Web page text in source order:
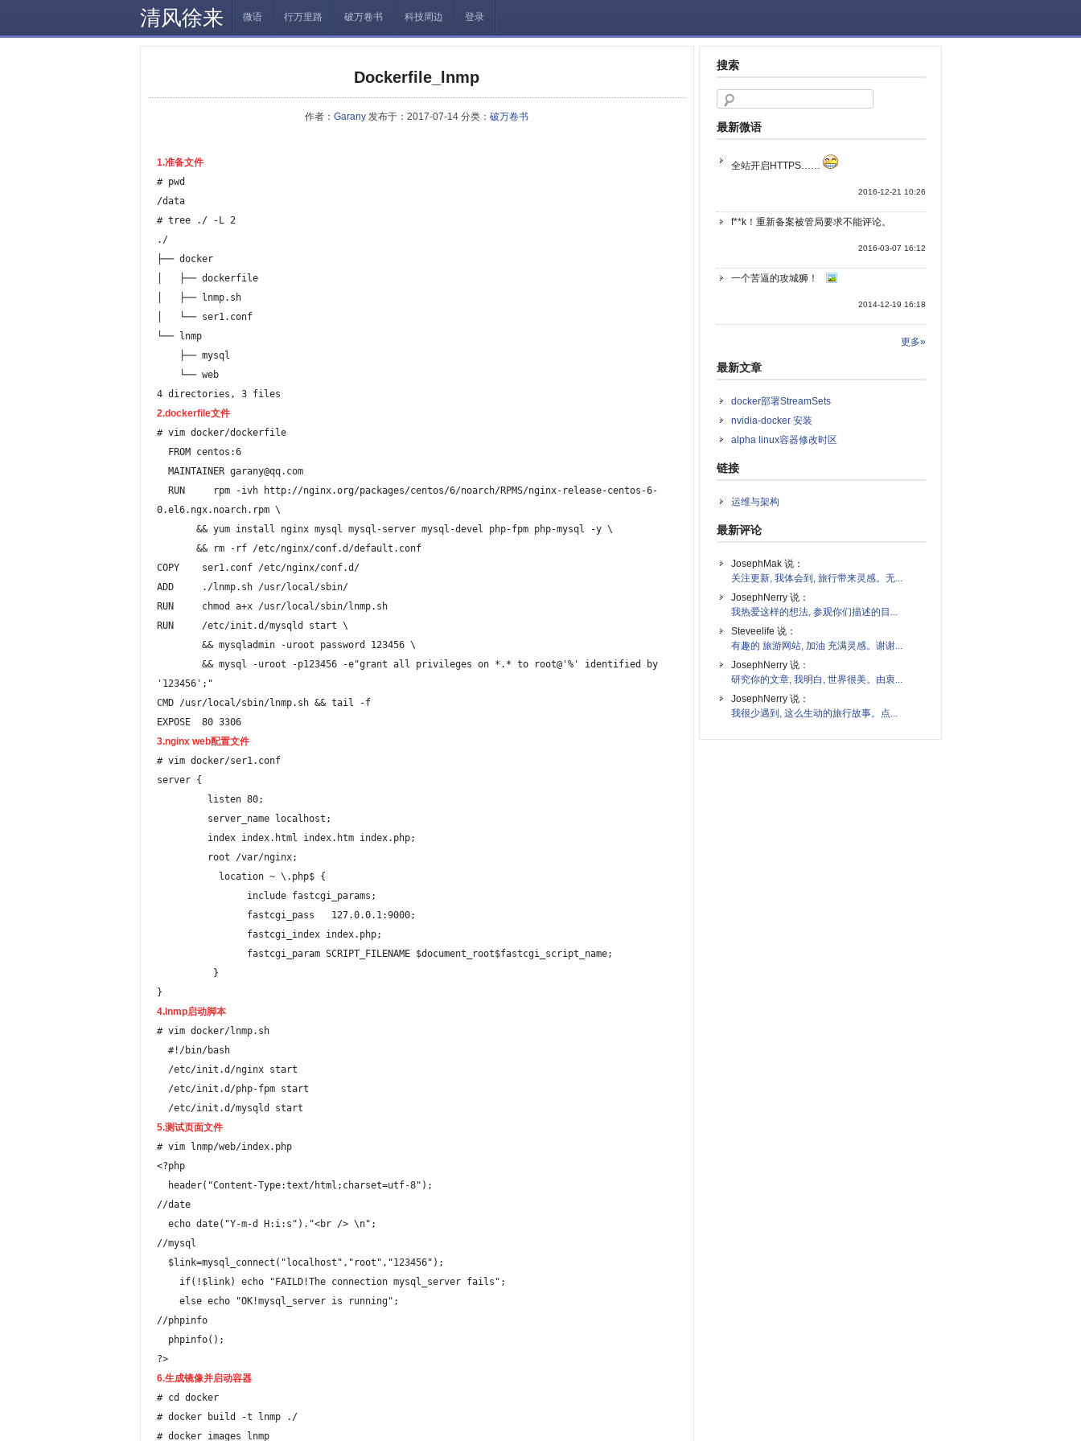
清风徐来 微语 行万里路 破万卷书 科技周边 登录
Dockerfile_lnmp
作者： Garany 发布于：2017-07-14 分类： 破万卷书
1.准备文件
# pwd
/data
# tree ./ -L 2
./
├── docker
│   ├── dockerfile
│   ├── lnmp.sh
│   └── ser1.conf
└── lnmp
4 directories, 3 files
2.dockerfile文件
# vim docker/dockerfile
0.el6.ngx.noarch.rpm \
COPY    ser1.conf /etc/nginx/conf.d/
ADD     ./lnmp.sh /usr/local/sbin/
RUN     chmod a+x /usr/local/sbin/lnmp.sh
RUN     /etc/init.d/mysqld start \
'123456';"
CMD /usr/local/sbin/lnmp.sh && tail -f
EXPOSE  80 3306
3.nginx web配置文件
# vim docker/ser1.conf
server {
}
4.lnmp启动脚本
# vim docker/lnmp.sh
  /etc/init.d/mysqld start
5.测试页面文件
# vim lnmp/web/index.php
<?php
//date
//mysql
//phpinfo
?>
6.生成镜像并启动容器
# cd docker
# docker build -t lnmp ./
# docker images lnmp
搜索
最新微语
全站开启HTTPS……
2016-12-21 10:26
f**k！重新备案被管局要求不能评论。
2016-03-07 16:12
一个苦逼的攻城狮！
2014-12-19 16:18
更多»
最新文章
docker部署StreamSets
nvidia-docker 安装
alpha linux容器修改时区
链接
运维与架构
最新评论
JosephMak 说：
关注更新, 我体会到, 旅行带来灵感。无...
JosephNerry 说：
我热爱这样的想法, 参观你们描述的目...
Steveelife 说：
有趣的 旅游网站, 加油 充满灵感。谢谢...
JosephNerry 说：
研究你的文章, 我明白, 世界很美。由衷...
JosephNerry 说：
我很少遇到, 这么生动的旅行故事。点...